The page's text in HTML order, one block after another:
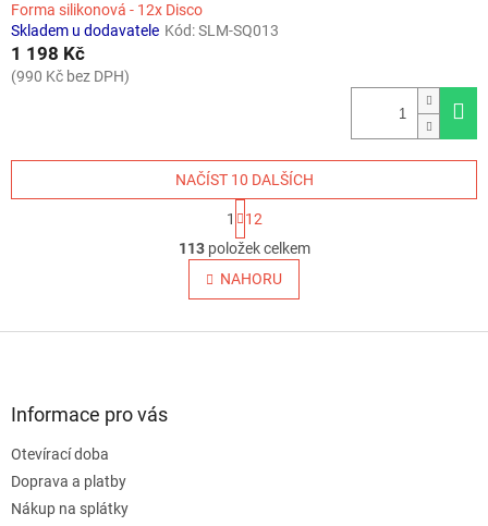
Forma silikonová - 12x Disco
Skladem u dodavatele Kód:SLM-SQ013
1 198 Kč
(990 Kč bez DPH)
O
v
l
á
NAČÍST 10 DALŠÍCH
t
r
á
n
k
v
1
12
113položek celkem
NAHORU
Informace pro vás
Otevírací doba
Doprava a platby
Nákup na splátky